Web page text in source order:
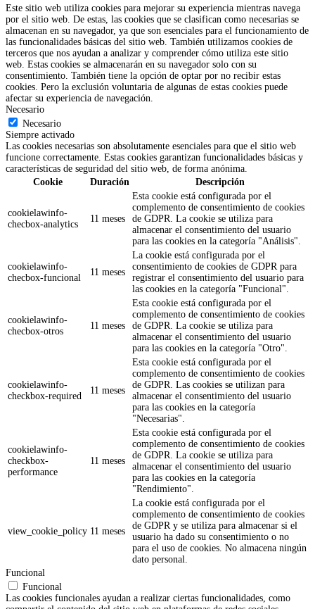
Este sitio web utiliza cookies para mejorar su experiencia mientras navega
por el sitio web. De estas, las cookies que se clasifican como necesarias se
almacenan en su navegador, ya que son esenciales para el funcionamiento de
las funcionalidades básicas del sitio web. También utilizamos cookies de
terceros que nos ayudan a analizar y comprender cómo utiliza este sitio
web. Estas cookies se almacenarán en su navegador solo con su
consentimiento. También tiene la opción de optar por no recibir estas
cookies. Pero la exclusión voluntaria de algunas de estas cookies puede
afectar su experiencia de navegación.
Necesario
Necesario
Siempre activado
Las cookies necesarias son absolutamente esenciales para que el sitio web
funcione correctamente. Estas cookies garantizan funcionalidades básicas y
características de seguridad del sitio web, de forma anónima.
Cookie
Duración Descripción
cookielawinfo-
checbox-analytics
11 meses
Esta cookie está configurada por el
complemento de consentimiento de cookies
de GDPR. La cookie se utiliza para
almacenar el consentimiento del usuario
para las cookies en la categoría "Análisis".
cookielawinfo-
checbox-funcional
11 meses
La cookie está configurada por el
consentimiento de cookies de GDPR para
registrar el consentimiento del usuario para
las cookies en la categoría "Funcional".
cookielawinfo-
checbox-otros
11 meses
Esta cookie está configurada por el
complemento de consentimiento de cookies
de GDPR. La cookie se utiliza para
almacenar el consentimiento del usuario
para las cookies en la categoría "Otro".
cookielawinfo-
checkbox-required
11 meses
Esta cookie está configurada por el
complemento de consentimiento de cookies
de GDPR. Las cookies se utilizan para
almacenar el consentimiento del usuario
para las cookies en la categoría
"Necesarias".
cookielawinfo-
checkbox-
performance
11 meses
Esta cookie está configurada por el
complemento de consentimiento de cookies
de GDPR. La cookie se utiliza para
almacenar el consentimiento del usuario
para las cookies en la categoría
"Rendimiento".
view_cookie_policy 11 meses
La cookie está configurada por el
complemento de consentimiento de cookies
de GDPR y se utiliza para almacenar si el
usuario ha dado su consentimiento o no
para el uso de cookies. No almacena ningún
dato personal.
Funcional
Funcional
Las cookies funcionales ayudan a realizar ciertas funcionalidades, como